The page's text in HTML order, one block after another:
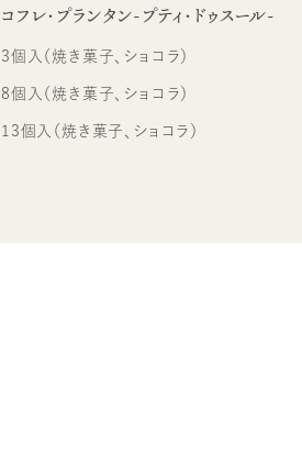
コフレ・プランタン-プティ・ドゥスール-
3個入（焼き菓子、ショコラ）
8個入（焼き菓子、ショコラ）
13個入（焼き菓子、ショコラ）